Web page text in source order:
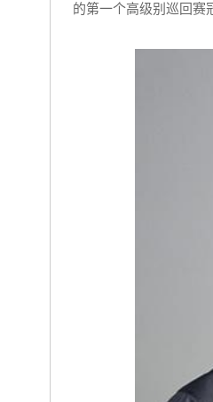
的第一个高级别巡回赛